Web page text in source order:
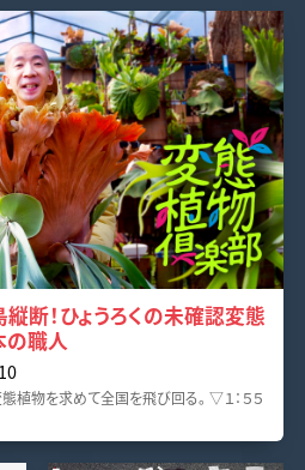
断！ひょうろくの未確認変態
の職人
植物を求めて全国を飛び回る。 ▽１：５５